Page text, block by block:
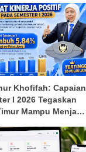
Khofifah: Capaian
I 2026 Tegaskan
Mampu Menjaga
di Pulau Jawa
Menekan